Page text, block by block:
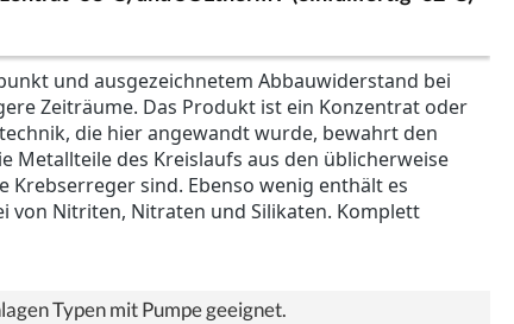
und ausgezeichnetem Abbauwiderstand bei
Zeiträume. Das Produkt ist ein Konzentrat oder
die hier angewandt wurde, bewahrt den
Metallteile des Kreislaufs aus den üblicherweise
sind. Ebenso wenig enthält es
von Nitriten, Nitraten und Silikaten. Komplett
Typen mit Pumpe geeignet.